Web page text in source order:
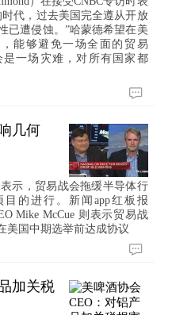
代，过去美国完全遵从开放
已遭侵蚀。”哈蒙德希望在美
能够避免一场全面的贸易
一场灾难，对所有国家都
几何
示，贸易战会拖缓半导体行
的进行。新闻app红板报
Mike McCue 则表示贸易战
美国中期选举前达成协议
加关税